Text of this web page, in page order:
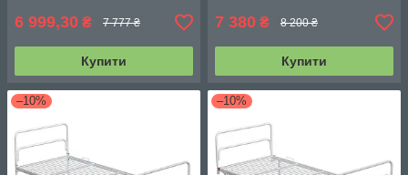
6 999,30 ₴ 7 777 ₴
Купити
7 380 ₴ 8 200 ₴
Купити
–10% –10%